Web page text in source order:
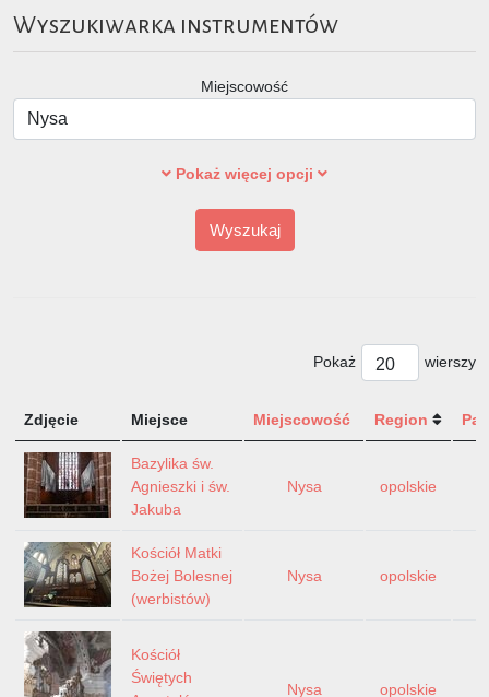
Wyszukiwarka instrumentów
Miejscowość
Pokaż więcej opcji
Wyszukaj
Pokaż wierszy
Zdjęcie Miejsce Miejscowość Region
Bazylika św.
Agnieszki i św.
Jakuba
Nysa opolskie
Kościół Matki
Bożej Bolesnej
(werbistów)
Nysa opolskie
Kościół
Świętych
Nysa opolskie